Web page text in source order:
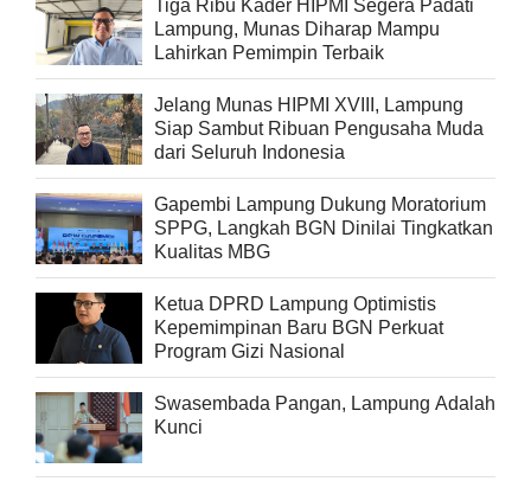
Tiga Ribu Kader HIPMI Segera Padati
Lampung, Munas Diharap Mampu
Lahirkan Pemimpin Terbaik
Jelang Munas HIPMI XVIII, Lampung
Siap Sambut Ribuan Pengusaha Muda
dari Seluruh Indonesia
Gapembi Lampung Dukung Moratorium
SPPG, Langkah BGN Dinilai Tingkatkan
Kualitas MBG
Ketua DPRD Lampung Optimistis
Kepemimpinan Baru BGN Perkuat
Program Gizi Nasional
Swasembada Pangan, Lampung Adalah
Kunci